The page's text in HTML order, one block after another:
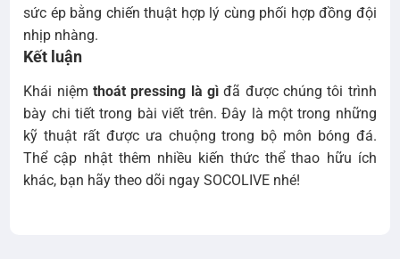
sức ép bằng chiến thuật hợp lý cùng phối hợp đồng đội
nhịp nhàng.
Kết luận
Khái niệm thoát pressing là gì đã được chúng tôi trình
bày chi tiết trong bài viết trên. Đây là một trong những
kỹ thuật rất được ưa chuộng trong bộ môn bóng đá.
Thể cập nhật thêm nhiều kiến thức thể thao hữu ích
khác, bạn hãy theo dõi ngay SOCOLIVE nhé!